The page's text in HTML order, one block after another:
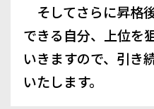
そしてさらに昇格
できる自分、上位を
いきますので、引き
いたします。